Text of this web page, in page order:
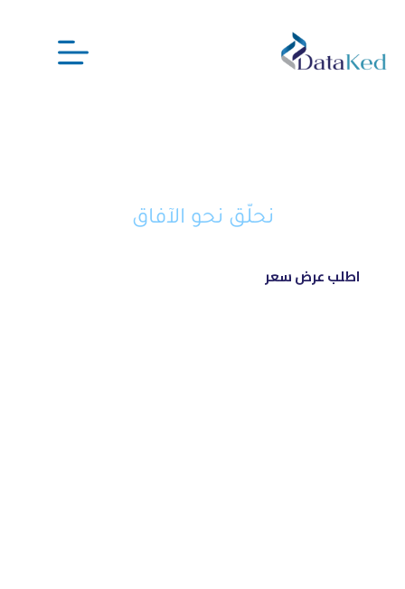
نحلّق نحو الآفاق
اطلب عرض سعر